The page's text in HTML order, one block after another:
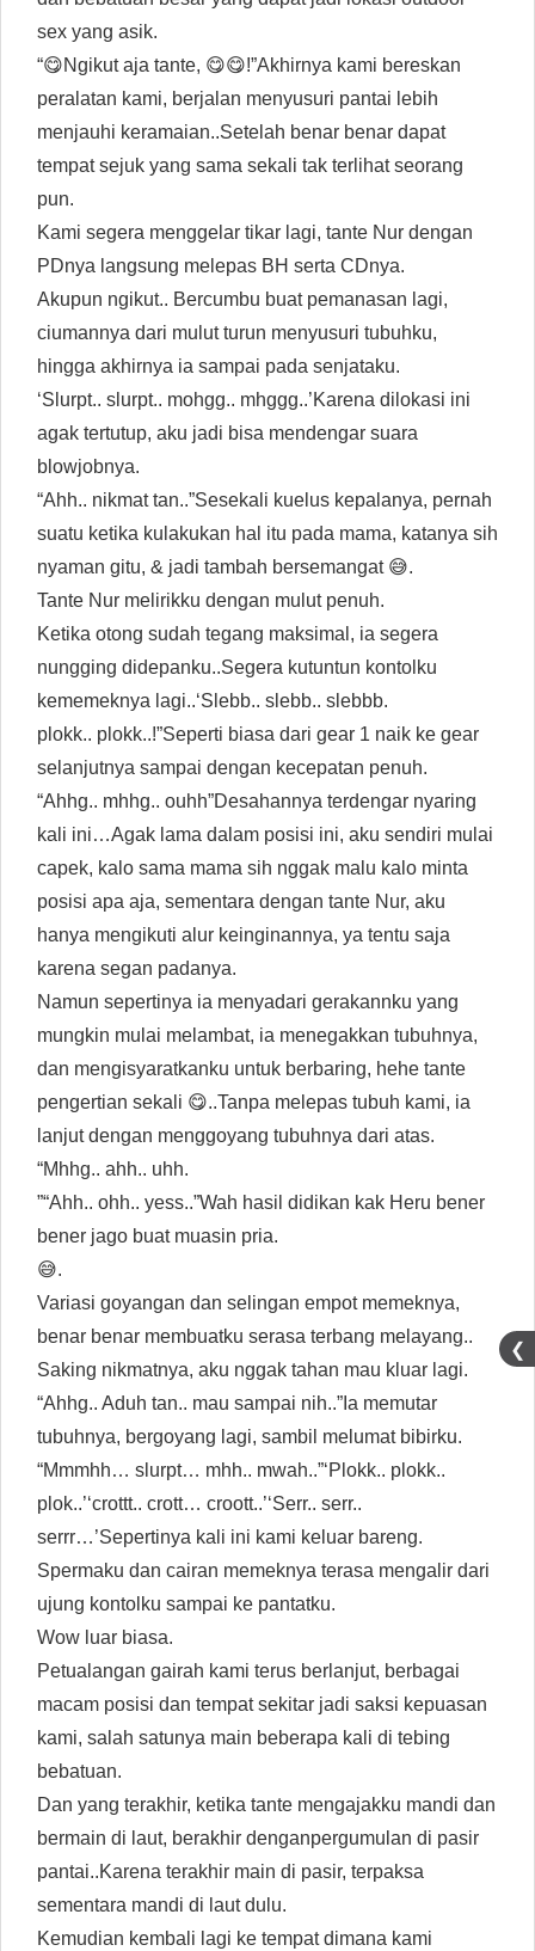
sex yang asik.
“😋Ngikut aja tante, 😋😋!”Akhirnya kami bereskan
peralatan kami, berjalan menyusuri pantai lebih
menjauhi keramaian..Setelah benar benar dapat
tempat sejuk yang sama sekali tak terlihat seorang
pun.
Kami segera menggelar tikar lagi, tante Nur dengan
PDnya langsung melepas BH serta CDnya.
Akupun ngikut.. Bercumbu buat pemanasan lagi,
ciumannya dari mulut turun menyusuri tubuhku,
hingga akhirnya ia sampai pada senjataku.
‘Slurpt.. slurpt.. mohgg.. mhggg..’Karena dilokasi ini
agak tertutup, aku jadi bisa mendengar suara
blowjobnya.
“Ahh.. nikmat tan..”Sesekali kuelus kepalanya, pernah
suatu ketika kulakukan hal itu pada mama, katanya sih
nyaman gitu, & jadi tambah bersemangat 😅.
Tante Nur melirikku dengan mulut penuh.
Ketika otong sudah tegang maksimal, ia segera
nungging didepanku..Segera kutuntun kontolku
kememeknya lagi..‘Slebb.. slebb.. slebbb.
plokk.. plokk..!”Seperti biasa dari gear 1 naik ke gear
selanjutnya sampai dengan kecepatan penuh.
“Ahhg.. mhhg.. ouhh”Desahannya terdengar nyaring
kali ini…Agak lama dalam posisi ini, aku sendiri mulai
capek, kalo sama mama sih nggak malu kalo minta
posisi apa aja, sementara dengan tante Nur, aku
hanya mengikuti alur keinginannya, ya tentu saja
karena segan padanya.
Namun sepertinya ia menyadari gerakannku yang
mungkin mulai melambat, ia menegakkan tubuhnya,
dan mengisyaratkanku untuk berbaring, hehe tante
pengertian sekali 😋..Tanpa melepas tubuh kami, ia
lanjut dengan menggoyang tubuhnya dari atas.
“Mhhg.. ahh.. uhh.
”“Ahh.. ohh.. yess..”Wah hasil didikan kak Heru bener
bener jago buat muasin pria.
😅.
Variasi goyangan dan selingan empot memeknya,
benar benar membuatku serasa terbang melayang..
Saking nikmatnya, aku nggak tahan mau kluar lagi.
“Ahhg.. Aduh tan.. mau sampai nih..”Ia memutar
tubuhnya, bergoyang lagi, sambil melumat bibirku.
“Mmmhh… slurpt… mhh.. mwah..”‘Plokk.. plokk..
plok..’‘crottt.. crott… croott..’‘Serr.. serr..
serrr…’Sepertinya kali ini kami keluar bareng.
Spermaku dan cairan memeknya terasa mengalir dari
ujung kontolku sampai ke pantatku.
Wow luar biasa.
Petualangan gairah kami terus berlanjut, berbagai
macam posisi dan tempat sekitar jadi saksi kepuasan
kami, salah satunya main beberapa kali di tebing
bebatuan.
Dan yang terakhir, ketika tante mengajakku mandi dan
bermain di laut, berakhir denganpergumulan di pasir
pantai..Karena terakhir main di pasir, terpaksa
sementara mandi di laut dulu.
Kemudian kembali lagi ke tempat dimana kami
❮